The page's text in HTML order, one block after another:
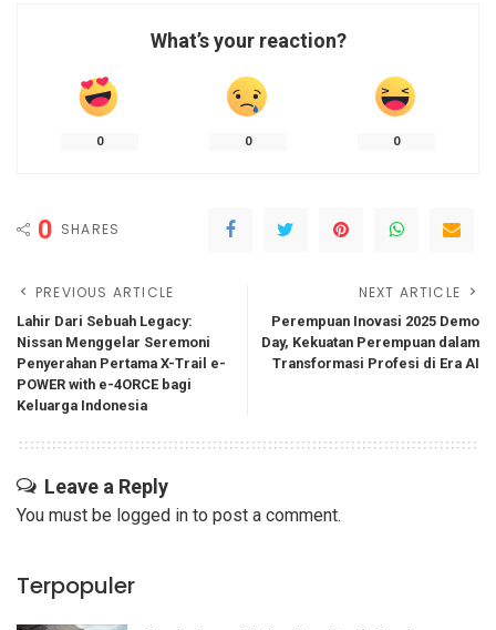
What’s your reaction?
0 0 0
0 SHARES
PREVIOUS ARTICLE
Lahir Dari Sebuah Legacy:
Nissan Menggelar Seremoni
Penyerahan Pertama X-Trail e-
POWER with e-4ORCE bagi
Keluarga Indonesia
NEXT ARTICLE
Perempuan Inovasi 2025 Demo
Day, Kekuatan Perempuan dalam
Transformasi Profesi di Era AI
Leave a Reply
You must be logged in to post a comment.
Terpopuler